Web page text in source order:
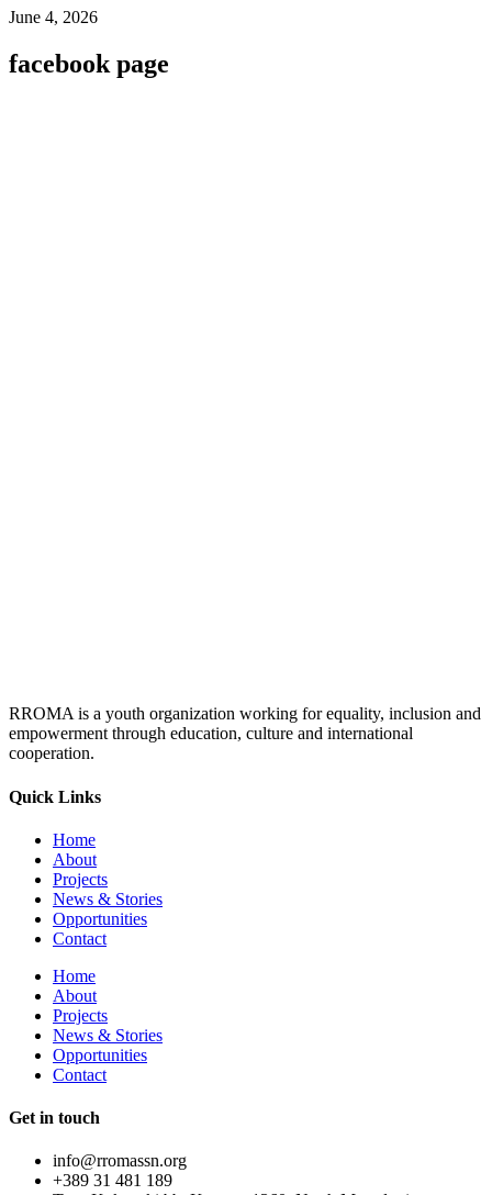
June 4, 2026
facebook page
RROMA is a youth organization working for equality, inclusion and
empowerment through education, culture and international
cooperation.
Quick Links
Home
About
Projects
News & Stories
Opportunities
Contact
Home
About
Projects
News & Stories
Opportunities
Contact
Get in touch
info@rromassn.org
+389 31 481 189